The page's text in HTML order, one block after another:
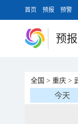
首页 预报 预警
预报
全国 > 重庆 >
今天